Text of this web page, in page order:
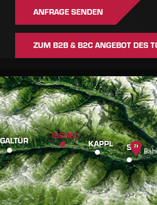
ANFRAGE SENDEN
ZUM B2B & B2C ANGEBOT DES
GALTÜR ISCHGL
KAPPL SEE